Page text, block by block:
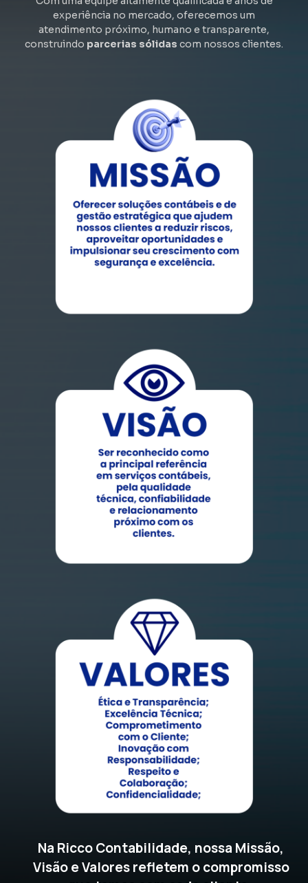
experiência no mercado, oferecemos um
atendimento próximo, humano e transparente,
construindo parcerias sólidas com nossos clientes.
Na Ricco Contabilidade, nossa Missão,
Visão e Valores refletem o compromisso